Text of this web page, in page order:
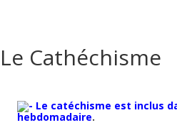
Le Cathéchisme
Le catéchisme est inclus
hebdomadaire.